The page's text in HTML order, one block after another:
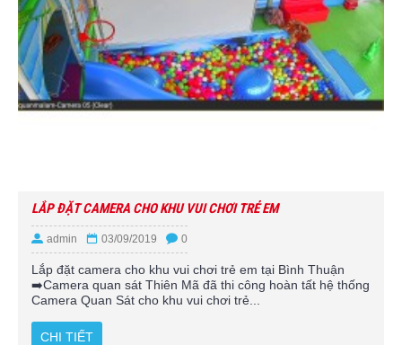
LẮP ĐẶT CAMERA CHO KHU VUI CHƠI TRẺ EM
admin 03/09/2019 0
Lắp đặt camera cho khu vui chơi trẻ em tại Bình Thuận
➡️Camera quan sát Thiên Mã đã thi công hoàn tất hệ thống
Camera Quan Sát cho khu vui chơi trẻ...
CHI TIẾT